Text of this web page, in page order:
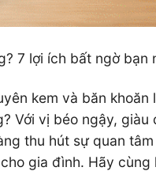
7 lợi ích bất ngờ bạn
kem và băn
Với vị béo ngậy,
thu hút sự quan
gia đình. Hãy